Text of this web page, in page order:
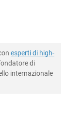
esperti di high-
di
internazionale